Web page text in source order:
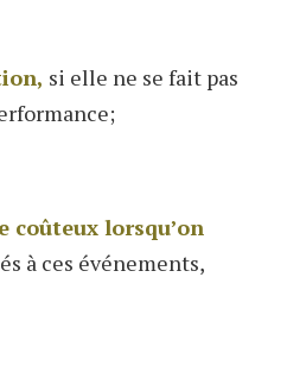
si elle ne se fait pas
coûteux lorsqu’on
à ces événements,